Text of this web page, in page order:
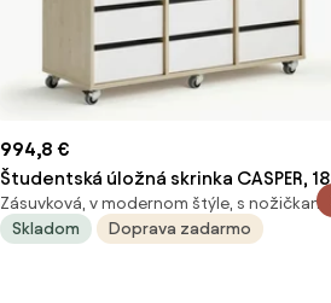
994,8 €
Študentská úložná skrinka CASPER, 18
zásuviek, breza, biela
Zásuvková, v modernom štýle, s nožičkami
Skladom
Doprava zadarmo